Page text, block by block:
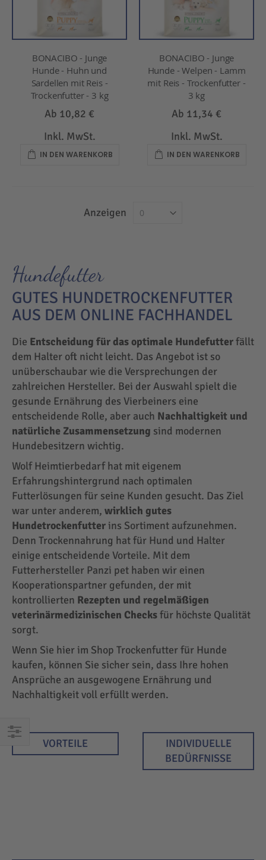
BONACIBO - Junge
Hunde - Huhn und
Sardellen mit Reis -
Trockenfutter - 3 kg
Ab 10,82 €
Inkl. MwSt.
IN DEN WARENKORB
BONACIBO - Junge
Hunde - Welpen - Lamm
mit Reis - Trockenfutter -
3 kg
Ab 11,34 €
Inkl. MwSt.
IN DEN WARENKORB
Anzeigen
EINKAUFEN
Hundefutter
GUTES HUNDETROCKENFUTTER
AUS DEM ONLINE FACHHANDEL
Die Entscheidung für das optimale Hundefutterfällt
dem Halter oft nicht leicht. Das Angebot ist so
unüberschaubar wie die Versprechungen der
zahlreichen Hersteller. Bei der Auswahl spielt die
gesunde Ernährung des Vierbeiners eine
entscheidende Rolle, aber auch Nachhaltigkeit und
natürliche Zusammensetzung sind modernen
Hundebesitzern wichtig.
Wolf Heimtierbedarf hat mit eigenem
Erfahrungshintergrund nach optimalen
Futterlösungen für seine Kunden gesucht. Das Ziel
war unter anderem, wirklich gutes
Hundetrockenfutter ins Sortiment aufzunehmen.
Denn Trockennahrung hat für Hund und Halter
einige entscheidende Vorteile. Mit dem
Futterhersteller Panzi pet haben wir einen
Kooperationspartner gefunden, der mit
kontrollierten Rezepten und regelmäßigen
veterinärmedizinischen Checksfür höchste Qualität
sorgt.
Wenn Sie hier im Shop Trockenfutter für Hunde
kaufen, können Sie sicher sein, dass Ihre hohen
Ansprüche an ausgewogene Ernährung und
Nachhaltigkeit voll erfüllt werden.
VORTEILE
INDIVIDUELLE
BEDÜRFNISSE